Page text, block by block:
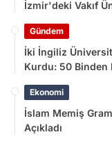
İzmir'deki Vakıf
Gündem
İki İngiliz
Kurdu: 50 Binden
Ekonomi
İslam Memiş
Açıkladı